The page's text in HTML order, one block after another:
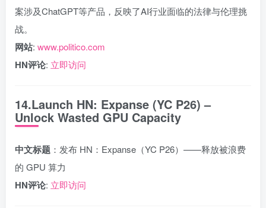
案涉及ChatGPT等产品，反映了AI行业面临的法律与伦理挑
战。
网站: www.politico.com
HN评论: 立即访问
14.Launch HN: Expanse (YC P26) –
Unlock Wasted GPU Capacity
中文标题 ：发布 HN：Expanse（YC P26）——释放被浪费
的 GPU 算力
HN评论: 立即访问